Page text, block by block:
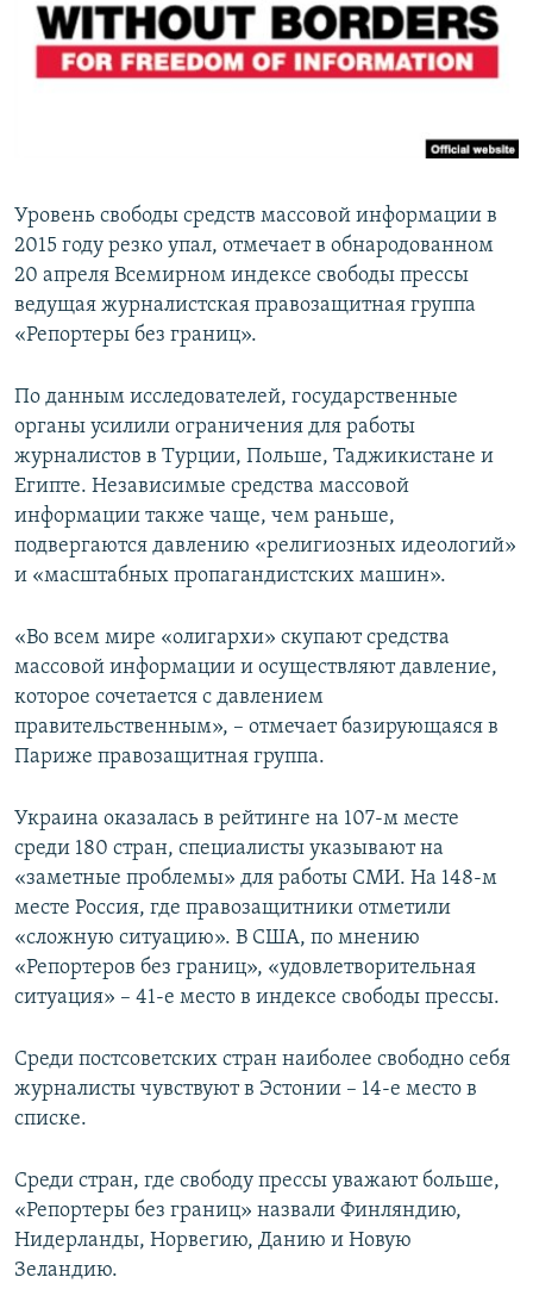
ПОБЕДИТЕЛЕЙ НЕ СУДЯТ?
КРЫМ.НЕПОКОРЕННЫЙ
ПРИСОЕДИНЯЙТЕСЬ!
Уровень свободы средств массовой информации в
2015 году резко упал, отмечает в обнародованном
20 апреля Всемирном индексе свободы прессы
ведущая журналистская правозащитная группа
«Репортеры без границ».
По данным исследователей, государственные
органы усилили ограничения для работы
журналистов в Турции, Польше, Таджикистане и
Египте. Независимые средства массовой
информации также чаще, чем раньше,
подвергаются давлению «религиозных идеологий»
и «масштабных пропагандистских машин».
«Во всем мире «олигархи» скупают средства
массовой информации и осуществляют давление,
которое сочетается с давлением
правительственным», – отмечает базирующаяся в
Париже правозащитная группа.
Украина оказалась в рейтинге на 107-м месте
среди 180 стран, специалисты указывают на
«заметные проблемы» для работы СМИ. На 148-м
месте Россия, где правозащитники отметили
«сложную ситуацию». В США, по мнению
«Репортеров без границ», «удовлетворительная
ситуация» – 41-е место в индексе свободы прессы.
Среди постсоветских стран наиболее свободно себя
журналисты чувствуют в Эстонии – 14-е место в
списке.
Среди стран, где свободу прессы уважают больше,
«Репортеры без границ» назвали Финляндию,
Нидерланды, Норвегию, Данию и Новую
Зеландию.